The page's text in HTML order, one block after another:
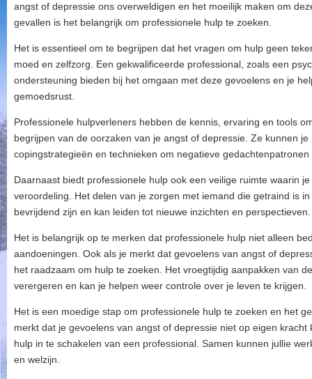
angst of depressie ons overweldigen en het moeilijk maken om
gevallen is het belangrijk om professionele hulp te zoeken.
Het is essentieel om te begrijpen dat het vragen om hulp geen
moed en zelfzorg. Een gekwalificeerde professional, zoals een
ondersteuning bieden bij het omgaan met deze gevoelens en je
gemoedsrust.
Professionele hulpverleners hebben de kennis, ervaring en tools
begrijpen van de oorzaken van je angst of depressie. Ze kunnen
copingstrategieën en technieken om negatieve
Daarnaast biedt professionele hulp ook een veilige ruimte waarin
veroordeling. Het delen van je zorgen met iemand die getraind is
bevrijdend zijn en kan leiden tot nieuwe inzichten en perspectieven.
Het is belangrijk op te merken dat professionele hulp niet alleen
aandoeningen. Ook als je merkt dat gevoelens van angst of
het raadzaam om hulp te zoeken. Het vroegtijdig aanpakken van
verergeren en kan je helpen weer controle over je leven te krijgen.
Het is een moedige stap om professionele hulp te zoeken en het
merkt dat je gevoelens van angst of depressie niet op eigen
hulp in te schakelen van een professional. Samen kunnen jullie
en welzijn.